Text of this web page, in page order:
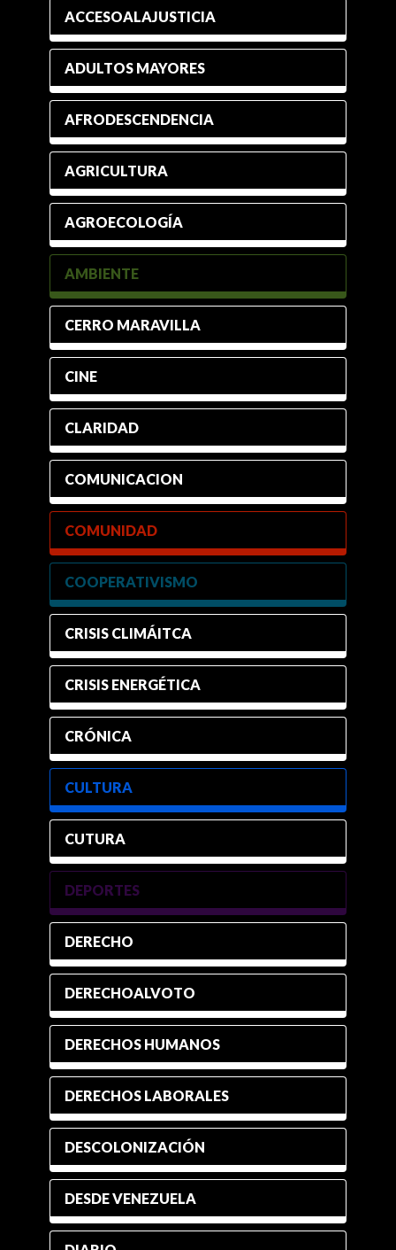
ACCESOALAJUSTICIA
ADULTOS MAYORES
AFRODESCENDENCIA
AGRICULTURA
AGROECOLOGÍA
AMBIENTE
CERRO MARAVILLA
CINE
CLARIDAD
COMUNICACION
COMUNIDAD
COOPERATIVISMO
CRISIS CLIMÁITCA
CRISIS ENERGÉTICA
CRÓNICA
CULTURA
CUTURA
DEPORTES
DERECHO
DERECHOALVOTO
DERECHOS HUMANOS
DERECHOS LABORALES
DESCOLONIZACIÓN
DESDE VENEZUELA